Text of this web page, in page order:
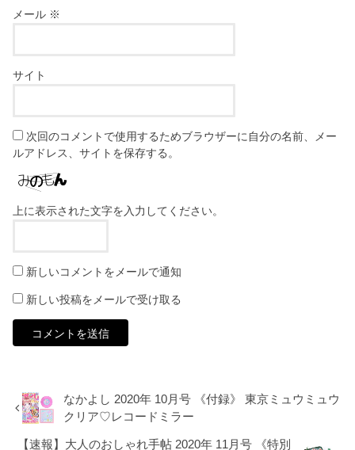
メール ※
サイト
次回のコメントで使用するためブラウザーに自分の名前、メー
ルアドレス、サイトを保存する。
上に表示された文字を入力してください。
新しいコメントをメールで通知
新しい投稿をメールで受け取る
なかよし 2020年 10月号 《付録》 東京ミュウミュウ
クリア♡レコードミラー
【速報】大人のおしゃれ手帖 2020年 11月号 《特別